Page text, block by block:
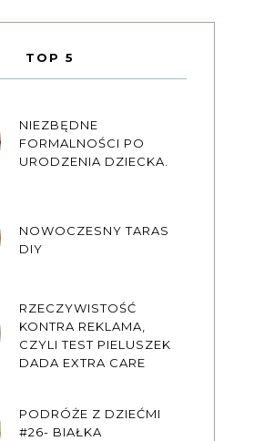
TOP 5
NIEZBĘDNE
FORMALNOŚCI PO
URODZENIA DZIECKA.
NOWOCZESNY TARAS
DIY
RZECZYWISTOŚĆ
KONTRA REKLAMA,
CZYLI TEST PIELUSZEK
DADA EXTRA CARE
PODRÓŻE Z DZIEĆMI
#26- BIAŁKA